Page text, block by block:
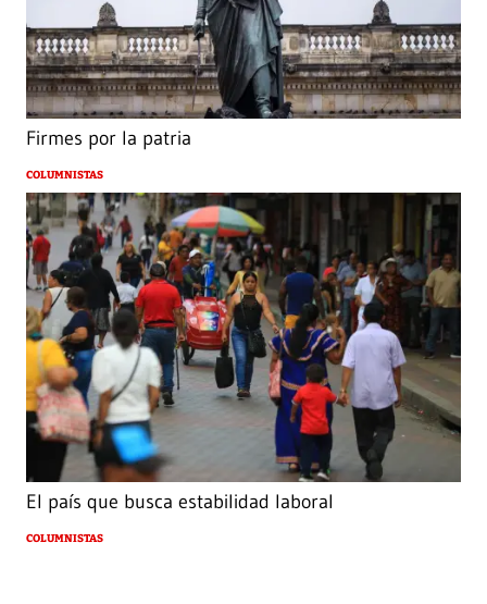
Firmes por la patria
COLUMNISTAS
El país que busca estabilidad laboral
COLUMNISTAS